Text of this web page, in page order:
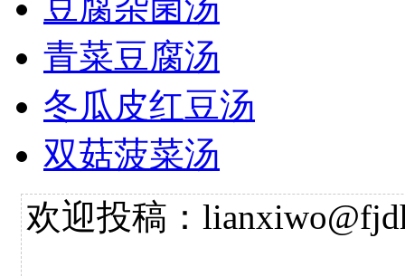
青菜豆腐汤
冬瓜皮红豆汤
双菇菠菜汤
欢迎投稿：